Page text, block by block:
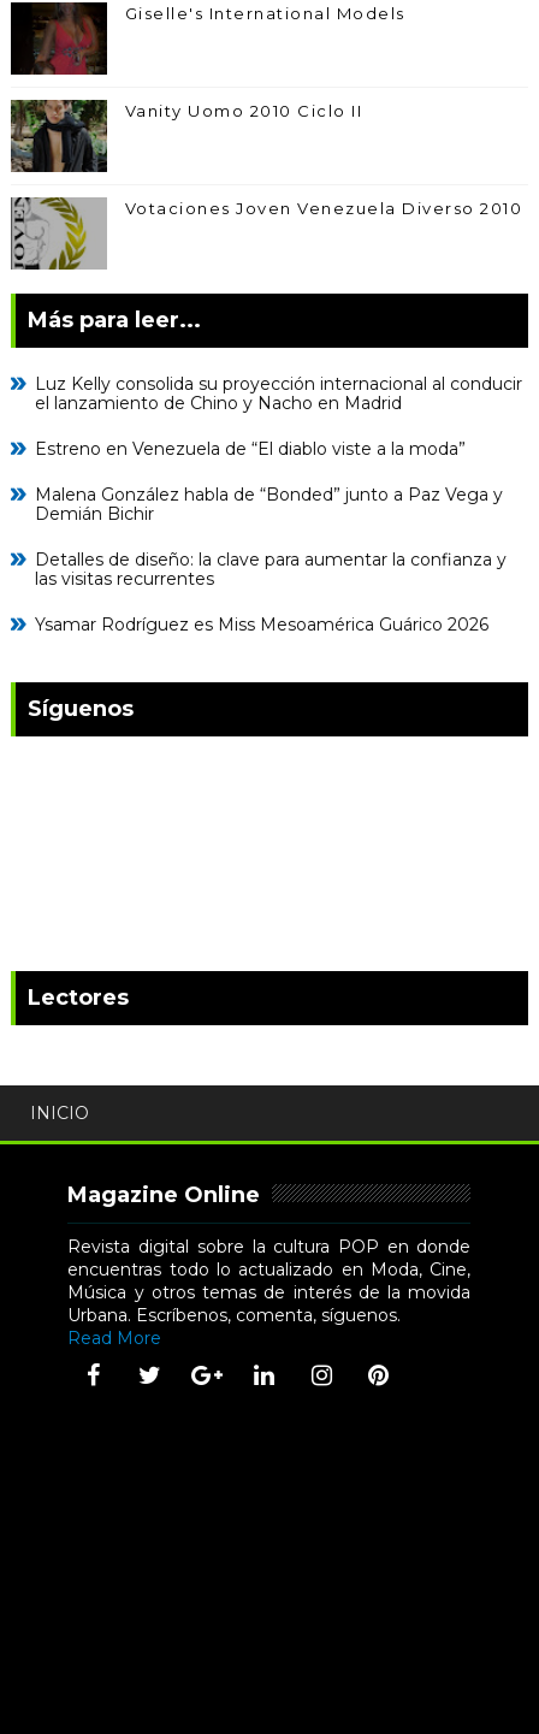
Giselle's International Models
Vanity Uomo 2010 Ciclo II
Votaciones Joven Venezuela Diverso 2010
Más para leer...
Luz Kelly consolida su proyección internacional al conducir
el lanzamiento de Chino y Nacho en Madrid
Estreno en Venezuela de “El diablo viste a la moda”
Malena González habla de “Bonded” junto a Paz Vega y
Demián Bichir
Detalles de diseño: la clave para aumentar la confianza y
las visitas recurrentes
Ysamar Rodríguez es Miss Mesoamérica Guárico 2026
Síguenos
Lectores
INICIO
Magazine Online
Revista digital sobre la cultura POP en donde
encuentras todo lo actualizado en Moda, Cine,
Música y otros temas de interés de la movida
Urbana. Escríbenos, comenta, síguenos.
Read More